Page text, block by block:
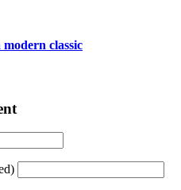
classic